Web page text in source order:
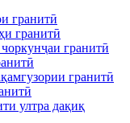
гранитӣ
гранитӣ
гранитӣ
гранитӣ
ултра дақиқ